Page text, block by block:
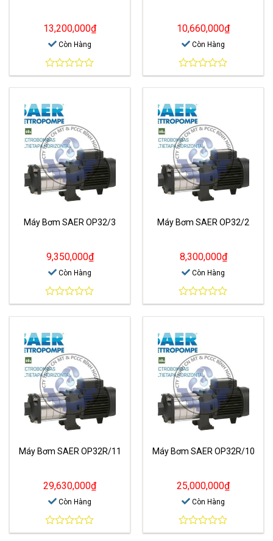
13,200,000₫
Còn Hàng
0
out
5
10,660,000₫
Còn Hàng
0
out
5
Máy Bơm SAER OP32/3
9,350,000₫
Còn Hàng
0
out
5
Máy Bơm SAER OP32/2
8,300,000₫
Còn Hàng
0
out
5
Máy Bơm SAER OP32R/11
29,630,000₫
Còn Hàng
0
Máy Bơm SAER OP32R/10
25,000,000₫
Còn Hàng
0